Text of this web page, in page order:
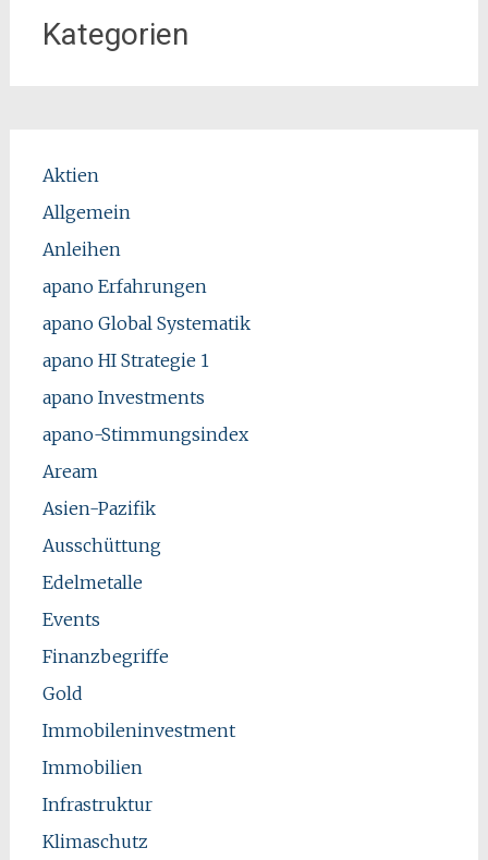
Kategorien
Aktien
Allgemein
Anleihen
apano Erfahrungen
apano Global Systematik
apano HI Strategie 1
apano Investments
apano-Stimmungsindex
Aream
Asien-Pazifik
Ausschüttung
Edelmetalle
Events
Finanzbegriffe
Gold
Immobileninvestment
Immobilien
Infrastruktur
Klimaschutz